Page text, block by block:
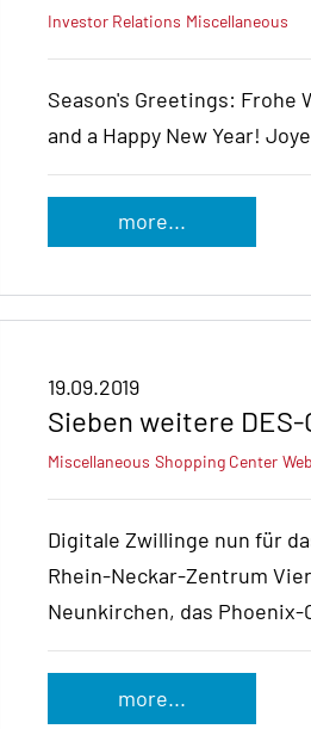
Investor Relations Miscellaneous
Season's Greetings: Frohe
and a Happy New Year!
more...
19.09.2019
Sieben weitere
Miscellaneous Shopping Center Web
Digitale Zwillinge nun für
Rhein-Neckar-Zentrum
Neunkirchen, das Phoenix-
more...